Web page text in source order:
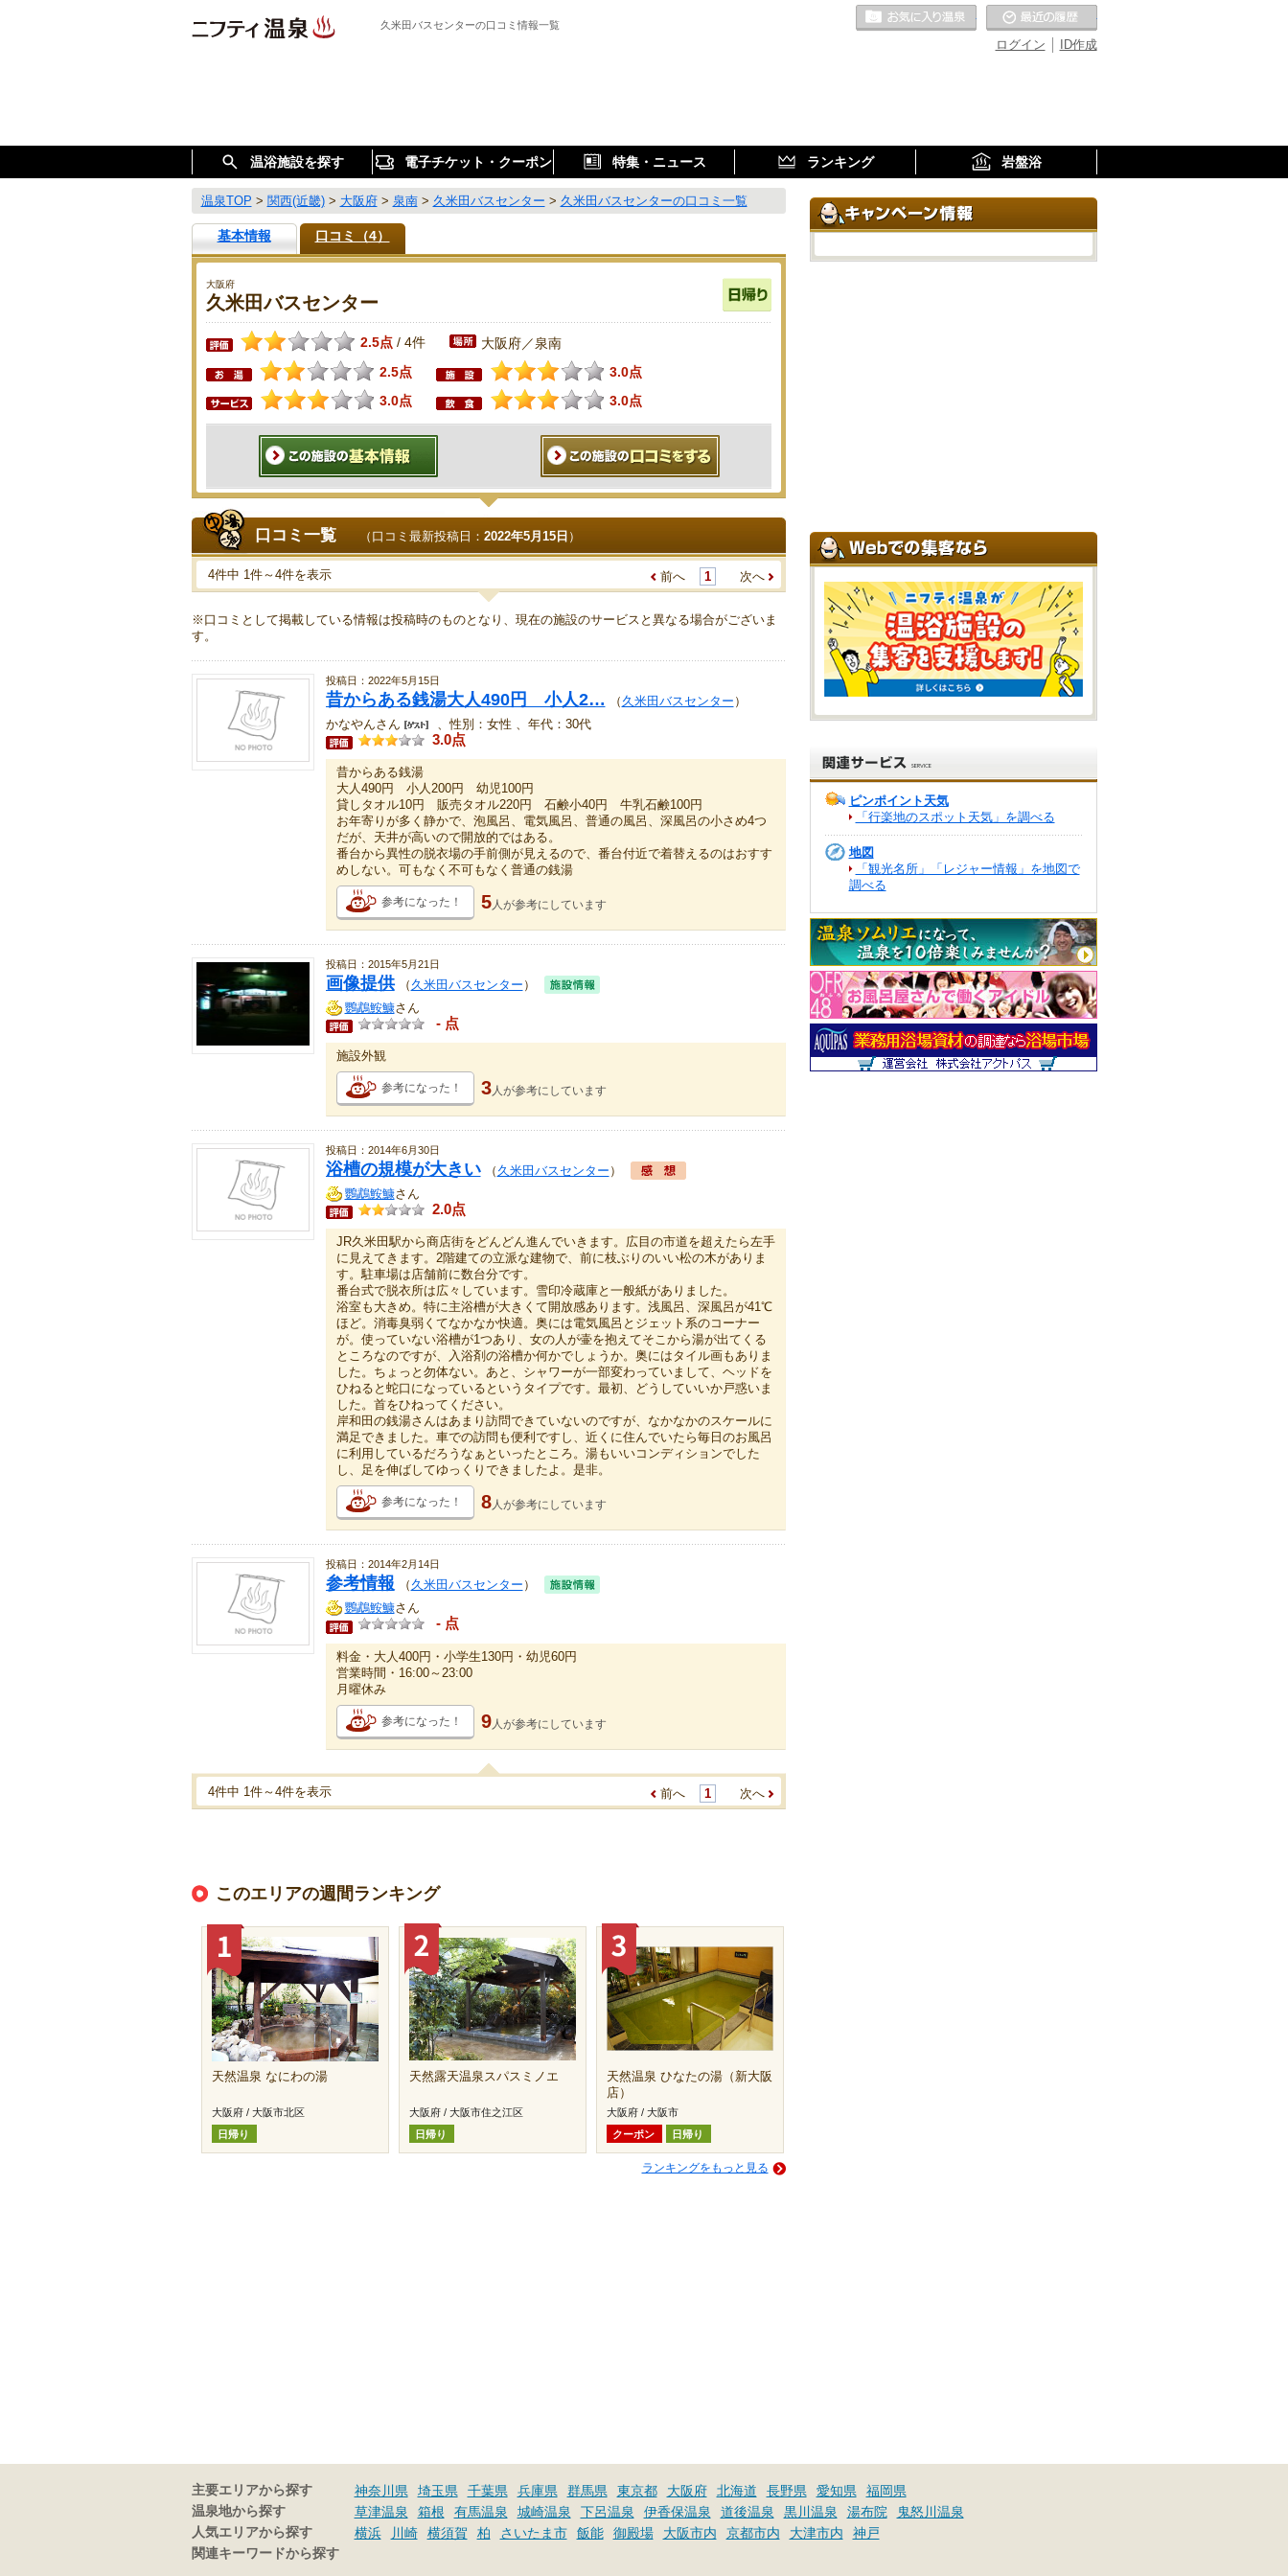
久米田バスセンターの口コミ情報一覧
ID作成
ログイン
お気に入りの温泉
温浴施設を探す 電子チケット・クーポン 特集・ニュース ランキング 岩盤浴
温泉TOP > 関西(近畿)> 大阪府> 泉南> 久米田バスセンター > 久米田バスセンターの口コミ一覧
基本情報 口コミ（4）
大阪府
久米田バスセンター
2.5点 / 4件 大阪府／泉南
2.5点
3.0点
3.0点
3.0点
口コミ一覧 （口コミ最新投稿日： 2022年5月15日 ）
4件中 1件～4件を表示 前へ 1 次へ
※口コミとして掲載している情報は投稿時のものとなり、現在の施設のサービスと異なる場合がございま
す。
投稿日：2022年5月15日
昔からある銭湯大人490円 小人2… （ 久米田バスセンター ）
かなやんさん
、性別：女性 、年代：30代
3.0点
昔からある銭湯
大人490円 小人200円 幼児100円
貸しタオル10円 販売タオル220円 石鹸小40円 牛乳石鹸100円
お年寄りが多く静かで、泡風呂、電気風呂、普通の風呂、深風呂の小さめ4つ
だが、天井が高いので開放的ではある。
番台から異性の脱衣場の手前側が見えるので、番台付近で着替えるのはおすす
めしない。可もなく不可もなく普通の銭湯
参考になった！ 5人が参考にしています
投稿日：2015年5月21日
画像提供（ 久米田バスセンター ）
鸚鵡鮟鱇さん
- 点
施設外観
参考になった！ 3人が参考にしています
投稿日：2014年6月30日
浴槽の規模が大きい（ 久米田バスセンター ）
鸚鵡鮟鱇さん
2.0点
JR久米田駅から商店街をどんどん進んでいきます。広目の市道を超えたら左手
に見えてきます。2階建ての立派な建物で、前に枝ぶりのいい松の木がありま
す。駐車場は店舗前に数台分です。
番台式で脱衣所は広々しています。雪印冷蔵庫と一般紙がありました。
浴室も大きめ。特に主浴槽が大きくて開放感あります。浅風呂、深風呂が41℃
ほど。消毒臭弱くてなかなか快適。奥には電気風呂とジェット系のコーナー
が。使っていない浴槽が1つあり、女の人が壷を抱えてそこから湯が出てくる
ところなのですが、入浴剤の浴槽か何かでしょうか。奥にはタイル画もありま
した。ちょっと勿体ない。あと、シャワーが一部変わっていまして、ヘッドを
ひねると蛇口になっているというタイプです。最初、どうしていいか戸惑いま
した。首をひねってください。
岸和田の銭湯さんはあまり訪問できていないのですが、なかなかのスケールに
満足できました。車での訪問も便利ですし、近くに住んでいたら毎日のお風呂
に利用しているだろうなぁといったところ。湯もいいコンディションでした
し、足を伸ばしてゆっくりできましたよ。是非。
参考になった！ 8人が参考にしています
投稿日：2014年2月14日
参考情報 （ 久米田バスセンター ）
鸚鵡鮟鱇さん
- 点
料金・大人400円・小学生130円・幼児60円
営業時間・16:00～23:00
月曜休み
参考になった！ 9人が参考にしています
4件中 1件～4件を表示 前へ 1 次へ
このエリアの週間ランキング
天然温泉 なにわの湯
大阪府 / 大阪市北区
日帰り
天然露天温泉スパスミノエ
大阪府 / 大阪市住之江区
日帰り
天然温泉 ひなたの湯（新大阪
店）
大阪府 / 大阪市
クーポン
日帰り
ランキングをもっと見る
ピンポイント天気
「行楽地のスポット天気」を調べる
地図
「観光名所」「レジャー情報」を地図で
調べる
主要エリアから探す 神奈川県 埼玉県 千葉県 兵庫県 群馬県 東京都 大阪府 北海道 長野県 愛知県 福岡県
温泉地から探す 草津温泉 箱根 有馬温泉 城崎温泉 下呂温泉 伊香保温泉 道後温泉 黒川温泉 湯布院 鬼怒川温泉
人気エリアから探す 横浜 川崎 横須賀 柏 さいたま市 飯能 御殿場 大阪市内 京都市内 大津市内 神戸
関連キーワードから探す